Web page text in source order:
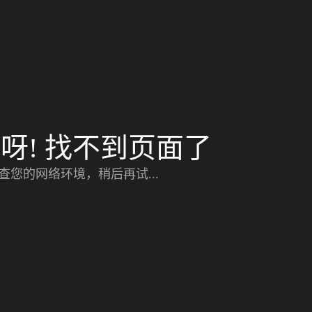
! 找不到页面了
您的网络环境，稍后再试...